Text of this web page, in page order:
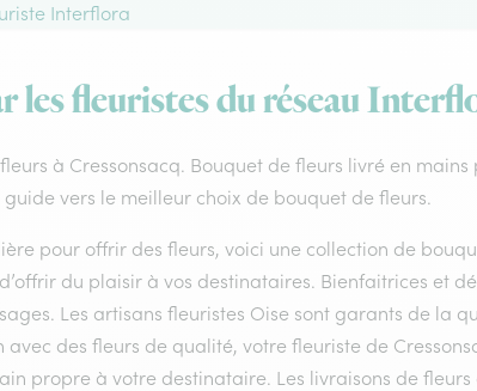
Interflora
fleuristes du réseau
à Cressonsacq. Bouquet de fleurs livré en
vers le meilleur choix de bouquet de fleurs.
pour offrir des fleurs, voici une collection de
du plaisir à vos destinataires. Bienfaitrices et
Les artisans fleuristes Oise sont garants de la
des fleurs de qualité, votre fleuriste de
propre à votre destinataire. Les livraisons de fleurs